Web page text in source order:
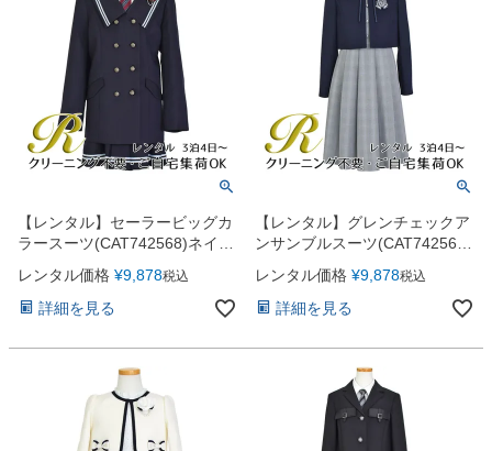
【レンタル】セーラービッグカ
ラースーツ(CAT742568)ネイビ
レンタル価格 ¥9,878税込
詳細を見る
【レンタル】グレンチェックア
ンサンブルスーツ(CAT742566)
レンタル価格 ¥9,878税込
詳細を見る